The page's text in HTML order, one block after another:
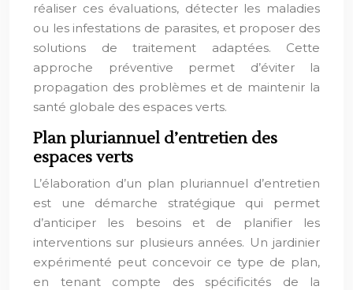
réaliser ces évaluations, détecter les maladies
ou les infestations de parasites, et proposer des
solutions de traitement adaptées. Cette
approche préventive permet d’éviter la
propagation des problèmes et de maintenir la
santé globale des espaces verts.
Plan pluriannuel d’entretien des
espaces verts
L’élaboration d’un plan pluriannuel d’entretien
est une démarche stratégique qui permet
d’anticiper les besoins et de planifier les
interventions sur plusieurs années. Un jardinier
expérimenté peut concevoir ce type de plan,
en tenant compte des spécificités de la